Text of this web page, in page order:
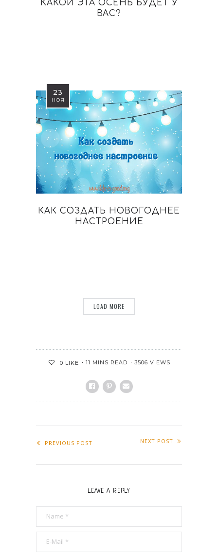
КАКОЙ ЭТА ОСЕНЬ БУДЕТ У
ВАС?
23
НОЯ
КАК СОЗДАТЬ НОВОГОДНЕЕ
НАСТРОЕНИЕ
LOAD MORE
0 LIKE 11 MINS READ 3506 VIEWS
PREVIOUS POST NEXT POST
LEAVE A REPLY